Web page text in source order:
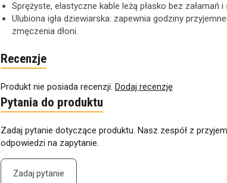
Sprężyste, elastyczne kable leżą płasko bez
Ulubiona igła dziewiarska: zapewnia godziny
zmęczenia dłoni.
Recenzje
Produkt nie posiada recenzji. Dodaj recenzję
Pytania do produktu
Zadaj pytanie dotyczące produktu. Nasz zespół z
odpowiedzi na zapytanie.
Zadaj pytanie